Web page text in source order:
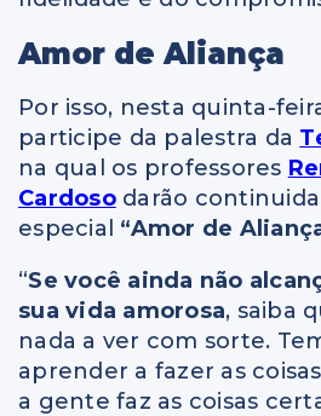
Amor de Aliança
Por isso, nesta quinta-
participe da palestra da
na qual os professores
Cardosodarão
especial “Amor de
“Se você ainda não
sua vida amorosa, saiba
nada a ver com sorte.
aprender a fazer as
a gente faz as coisas